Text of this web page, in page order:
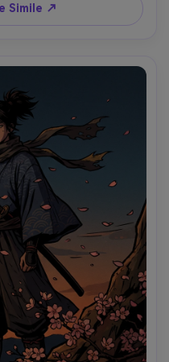
qualità da capolavoro,
ridotta --ar 4:5
Simile ↗